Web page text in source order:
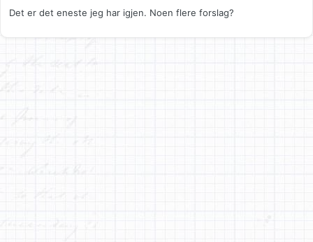
Det er det eneste jeg har igjen. Noen flere forslag?